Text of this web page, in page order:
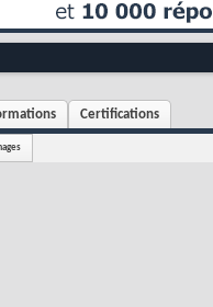
Certifications